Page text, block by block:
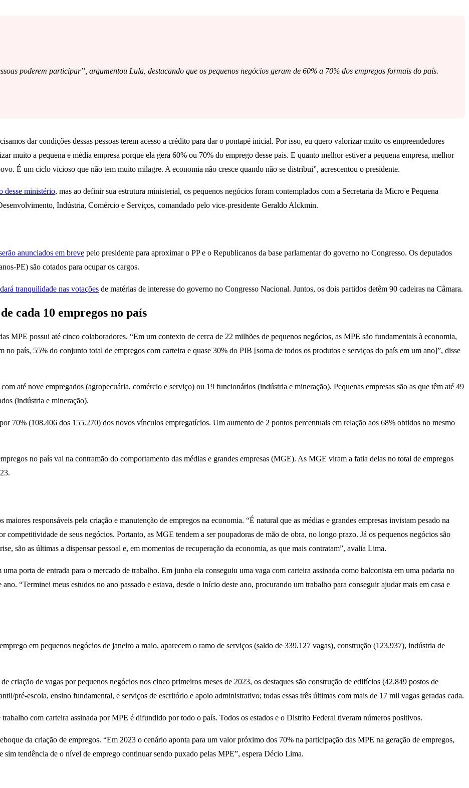
poderem participar”, argumentou Lula, destacando que os pequenos negócios geram de 60% a 70% dos empregos formais do país.
dar condições dessas pessoas terem acesso a crédito para dar o pontapé inicial. Por isso, eu quero valorizar muito os empreendedores
muito a pequena e média empresa porque ela gera 60% ou 70% do emprego desse país. E quanto melhor estiver a pequena empresa, melhor
É um ciclo vicioso que não tem muito milagre. A economia não cresce quando não se distribui”, acrescentou o presidente.
desse ministério, mas ao definir sua estrutura ministerial, os pequenos negócios foram contemplados com a Secretaria da Micro e Pequena
Indústria, Comércio e Serviços, comandado pelo vice-presidente Geraldo Alckmin.
anunciados em breve pelo presidente para aproximar o PP e o Republicanos da base parlamentar do governo no Congresso. Os deputados
PE) são cotados para ocupar os cargos.
tranquilidade nas votações de matérias de interesse do governo no Congresso Nacional. Juntos, os dois partidos detêm 90 cadeiras na Câmara.
cada 10 empregos no país
MPE possui até cinco colaboradores. “Em um contexto de cerca de 22 milhões de pequenos negócios, as MPE são fundamentais à economia,
no país, 55% do conjunto total de empregos com carteira e quase 30% do PIB [soma de todos os produtos e serviços do país em um ano]”, disse
até nove empregados (agropecuária, comércio e serviço) ou 19 funcionários (indústria e mineração). Pequenas empresas são as que têm até 49
(indústria e mineração).
70% (108.406 dos 155.270) dos novos vínculos empregatícios. Um aumento de 2 pontos percentuais em relação aos 68% obtidos no mesmo
no país vai na contramão do comportamento das médias e grandes empresas (MGE). As MGE viram a fatia delas no total de empregos
responsáveis pela criação e manutenção de empregos na economia. “É natural que as médias e grandes empresas invistam pesado na
competitividade de seus negócios. Portanto, as MGE tendem a ser poupadoras de mão de obra, no longo prazo. Já os pequenos negócios são
são as últimas a dispensar pessoal e, em momentos de recuperação da economia, as que mais contratam”, avalia Lima.
porta de entrada para o mercado de trabalho. Em junho ela conseguiu uma vaga com carteira assinada como balconista em uma padaria no
“Terminei meus estudos no ano passado e estava, desde o início deste ano, procurando um trabalho para conseguir ajudar mais em casa e
em pequenos negócios de janeiro a maio, aparecem o ramo de serviços (saldo de 339.127 vagas), construção (123.937), indústria de
criação de vagas por pequenos negócios nos cinco primeiros meses de 2023, os destaques são construção de edifícios (42.849 postos de
pré-escola, ensino fundamental, e serviços de escritório e apoio administrativo; todas essas três últimas com mais de 17 mil vagas geradas cada.
com carteira assinada por MPE é difundido por todo o país. Todos os estados e o Distrito Federal tiveram números positivos.
da criação de empregos. “Em 2023 o cenário aponta para um valor próximo dos 70% na participação das MPE na geração de empregos,
sim tendência de o nível de emprego continuar sendo puxado pelas MPE”, espera Décio Lima.